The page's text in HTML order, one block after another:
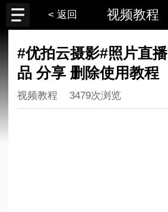
< 返回 视频教程
#优拍云摄影#照片直
品 分享 删除使用教程
视频教程 3479次浏览